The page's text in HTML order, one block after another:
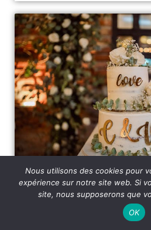
Wedding
Gâteau de mariage
Nous utilisons des cookies pour
expérience sur notre site web. Si
site, nous supposerons que
OK